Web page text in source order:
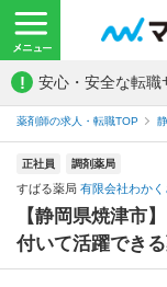
! 安心・安全な転職
薬剤師の求人・転職TOP
正社員 調剤薬局
すばる薬局 有限会社わか
【静岡県焼津市
付いて活躍でき